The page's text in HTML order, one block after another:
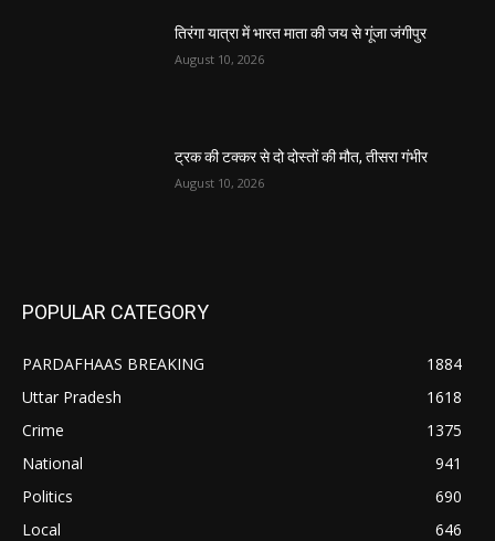
तिरंगा यात्रा में भारत माता की जय से गूंजा जंगीपुर
August 10, 2026
ट्रक की टक्कर से दो दोस्तों की मौत, तीसरा गंभीर
August 10, 2026
POPULAR CATEGORY
PARDAFHAAS BREAKING
1884
Uttar Pradesh
1618
Crime
1375
National
941
Politics
690
Local
646